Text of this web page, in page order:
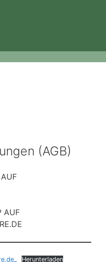
(AGB)
AUF
Herunterladen